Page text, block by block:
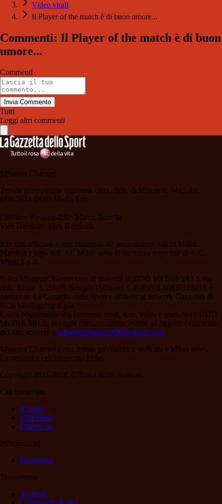
Video virali
Il Player of the match è di buon umore...
Commenti: Il Player of the match è di buon
umore...
Commenti
Invia Commento
Tutti
Leggi altri commenti
Milanisti Channel
Testata giornalistica registrata - Aut. Trib. di Milano n. 6415 del
6/06/2024 DDD Media Srls
Direttore Responsabile: Marco Torretta
Vice Direttore: Max Bambara.
Sito non ufficiale e non connesso all' associazione calcio Milan.
Marchio e logo dell' AC Milan sono di esclusiva proprietà di A.C.
Milan S.p.A.
Il sito MilanistiChannel.com di titolarità di DDD MEDIA SRLS via
delle Risaie 3, 20079 Basiglio (Milano), C.F./P.IVA 10837110963, è
partner de La Gazzetta dello Sport e affiliato al network Gazzanet di
RCS Mediagroup S.p.a..
Unico responsabile dei contenuti (testi, foto, video e grafiche) è DDD
MEDIA SRLS; per ogni comunicazione avente ad oggetto i contenuti
del Sito scrivere a milanistichannel1899@gmail.com
Milanisti Channel è una testata giornalistica dedicata a Milan news,
formazioni e calciomercato Milan
Copyright 2021-2026 © Tutti i diritti riservati.
Calciomercato
Scenari
Ufficialità
Ultima ora
Informazioni
Redazione
Trasparenza
Archivio